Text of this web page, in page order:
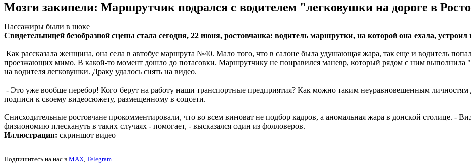
Мозги закипели: Маршрутчик подрался с водителем "легковушки на дороге в
Пассажиры были в шоке
Свидетельницей безобразной сцены стала сегодня, 22 июня, ростовчанка: водитель маршрутки, на которой она ехала,
Как рассказала женщина, она села в автобус маршрута №40. Мало того, что в салоне была удушающая жара, так еще и водитель
проезжающих мимо. В какой-то момент дошло до потасовки. Маршрутчику не понравился маневр, который рядом с ним выполнила
на водителя легковушки. Драку удалось снять на видео.
- Это уже вообще перебор! Кого берут на работу наши транспортные предприятия? Как можно таким неуравновешенным личностям
подписи к своему видеосюжету, размещенному в соцсети.
Снисходительные ростовчане прокомментировали, что во всем виноват не подбор кадров, а аномальная жара в донской столице. -
физиономию плескануть в таких случаях - помогает, - высказался один из фолловеров.
Иллюстрация: скриншот видео
Подпишитесь на нас в MAX, Telegram.